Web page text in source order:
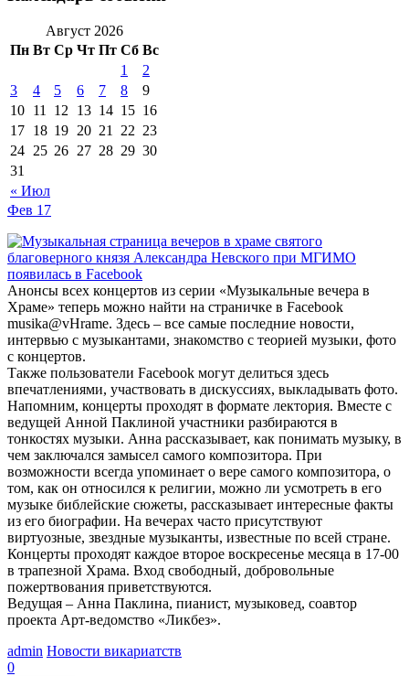
Август 2026
Пн Вт Ср Чт Пт Сб Вс
« Июл
1
2
3
4 5 6 7 8
9
10 11 12 13 14 15 16
17 18 19 20 21 22 23
24 25 26 27 28 29 30
31
Фев 17
Анонсы всех концертов из серии «Музыкальные вечера в
Храме» теперь можно найти на страничке в Facebook
musika@vHrame. Здесь – все самые последние новости,
интервью с музыкантами, знакомство с теорией музыки, фото
с концертов.
Также пользователи Facebook могут делиться здесь
впечатлениями, участвовать в дискуссиях, выкладывать фото.
Напомним, концерты проходят в формате лектория. Вместе с
ведущей Анной Паклиной участники разбираются в
тонкостях музыки. Анна рассказывает, как понимать музыку, в
чем заключался замысел самого композитора. При
возможности всегда упоминает о вере самого композитора, о
том, как он относился к религии, можно ли усмотреть в его
музыке библейские сюжеты, рассказывает интересные факты
из его биографии. На вечерах часто присутствуют
виртуозные, звездные музыканты, известные по всей стране.
Концерты проходят каждое второе воскресенье месяца в 17-00
в трапезной Храма. Вход свободный, добровольные
пожертвования приветствуются.
Ведущая – Анна Паклина, пианист, музыковед, соавтор
проекта Арт-ведомство «Ликбез».
admin Новости викариатств
0